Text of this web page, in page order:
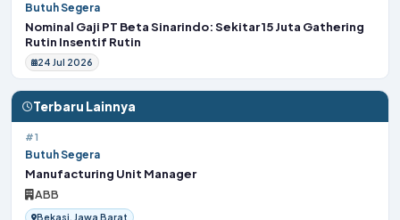
Butuh Segera
Nominal Gaji PT Beta Sinarindo: Sekitar 15 Juta Gathering
Rutin Insentif Rutin
24 Jul 2026
Terbaru Lainnya
#1
Butuh Segera
Manufacturing Unit Manager
ABB
Bekasi, Jawa Barat